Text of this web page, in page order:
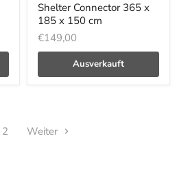
Shelter Connector 365 x
185 x 150 cm
€149,00
Ausverkauft
2 Weiter